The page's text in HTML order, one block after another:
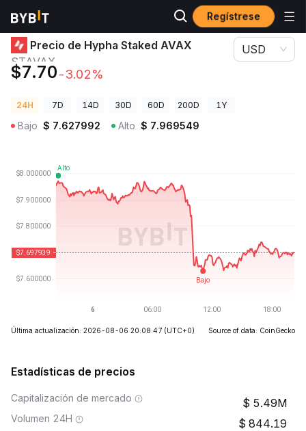
Regístrese
Precios de Criptomonedas Precio de Hypha Staked AVAX STAVAX
Precio de Hypha Staked AVAX
STAVAX
$7.70-3.02%
USD
24H 7D 14D 30D 60D 200D 1Y
Bajo $ 7.627992 Alto $ 7.969549
Última actualización: 2026-08-06 20:08:47 (UTC+0) Source of data: CoinGecko
Estadísticas de precios
Capitalización de mercado 5.49M
Volumen 24H 844.19